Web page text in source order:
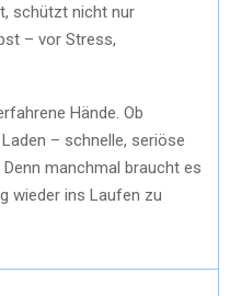
schützt nicht nur
– vor Stress,
Hände. Ob
– schnelle, seriöse
manchmal braucht es
wieder ins Laufen zu